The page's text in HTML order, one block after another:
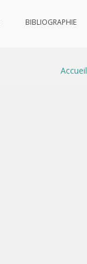
BIBLIOGRAPHIE
Accueil